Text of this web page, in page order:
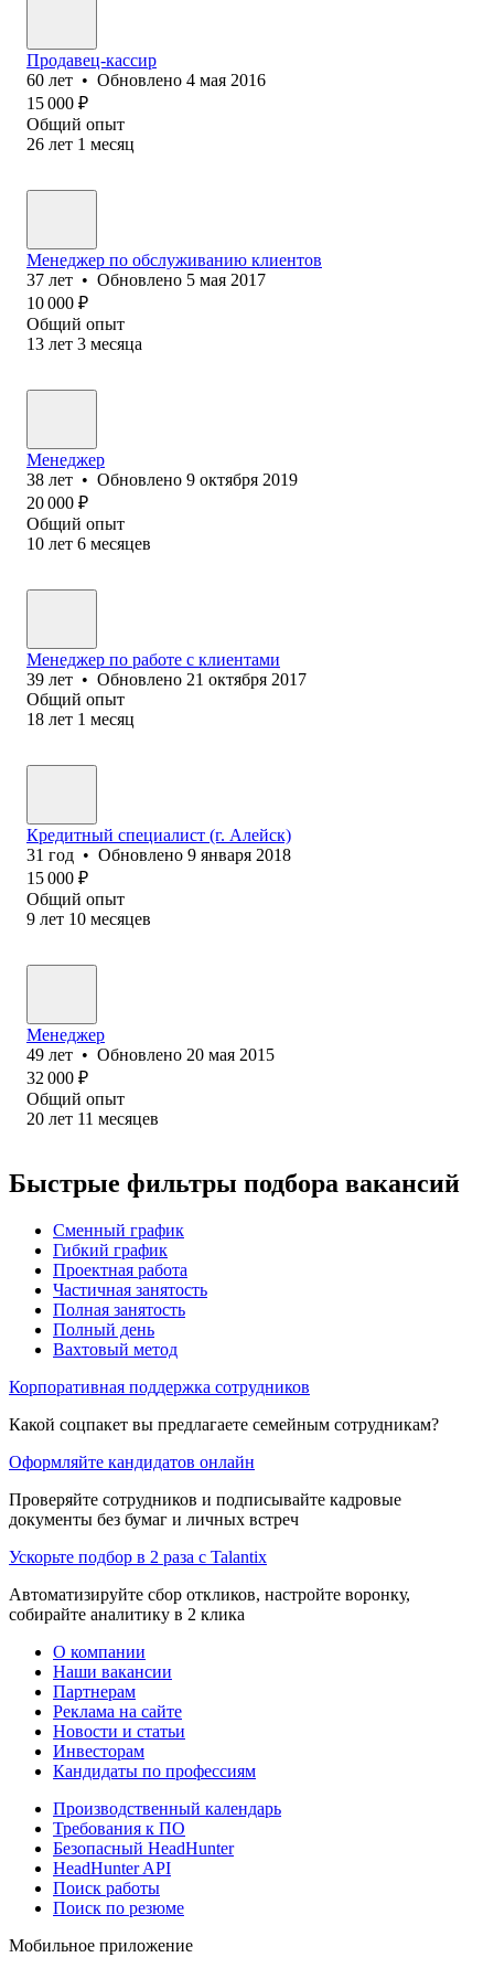
Продавец-кассир
60 лет • Обновлено 4 мая 2016
15 000 ₽
Общий опыт
26 лет 1 месяц
Менеджер по обслуживанию клиентов
37 лет • Обновлено 5 мая 2017
10 000 ₽
Общий опыт
13 лет 3 месяца
Менеджер
38 лет • Обновлено 9 октября 2019
20 000 ₽
Общий опыт
10 лет 6 месяцев
Менеджер по работе с клиентами
39 лет • Обновлено 21 октября 2017
Общий опыт
18 лет 1 месяц
Кредитный специалист (г. Алейск)
31 год • Обновлено 9 января 2018
15 000 ₽
Общий опыт
9 лет 10 месяцев
Менеджер
49 лет • Обновлено 20 мая 2015
32 000 ₽
Общий опыт
20 лет 11 месяцев
Быстрые фильтры подбора вакансий
Сменный график
Гибкий график
Проектная работа
Частичная занятость
Полная занятость
Полный день
Вахтовый метод
Корпоративная поддержка сотрудников
Какой соцпакет вы предлагаете семейным сотрудникам?
Оформляйте кандидатов онлайн
Проверяйте сотрудников и подписывайте кадровые
документы без бумаг и личных встреч
Ускорьте подбор в 2 раза с Talantix
Автоматизируйте сбор откликов, настройте воронку,
собирайте аналитику в 2 клика
О компании
Наши вакансии
Партнерам
Реклама на сайте
Новости и статьи
Инвесторам
Кандидаты по профессиям
Производственный календарь
Требования к ПО
Безопасный HeadHunter
HeadHunter API
Поиск работы
Поиск по резюме
Мобильное приложение